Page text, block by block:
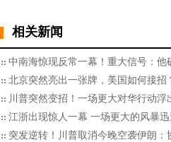
相关新闻
中南海惊现反常一幕！重大信号：他
北京突然亮出一张牌，美国如何接招
川普突然变招！一场更大对华行动浮
江浙出现惊人一幕 一场更大的风暴
突发逆转！川普取消今晚空袭伊朗：